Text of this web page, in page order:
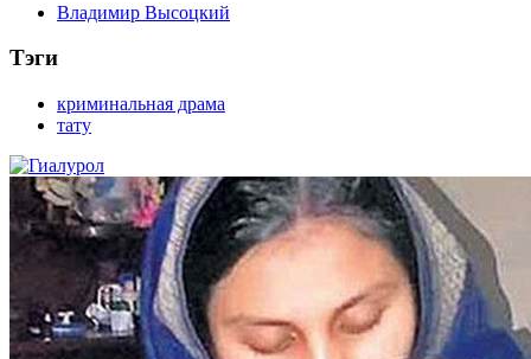
Владимир Высоцкий
Тэги
криминальная драма
тату